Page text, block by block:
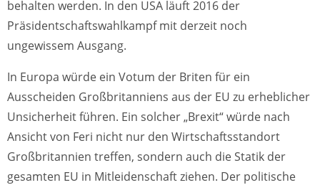
behalten werden. In den USA läuft 2016 der
Präsidentschaftswahlkampf mit derzeit noch
ungewissem Ausgang.
In Europa würde ein Votum der Briten für ein
Ausscheiden Großbritanniens aus der EU zu erheblicher
Unsicherheit führen. Ein solcher „Brexit“ würde nach
Ansicht von Feri nicht nur den Wirtschaftsstandort
Großbritannien treffen, sondern auch die Statik der
gesamten EU in Mitleidenschaft ziehen. Der politische